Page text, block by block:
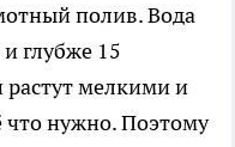
полив. Вода
глубже 15
растут мелкими и
что нужно. Поэтому